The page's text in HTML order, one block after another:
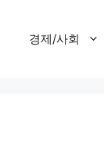
경제/사회